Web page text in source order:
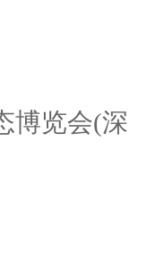
博览会(深